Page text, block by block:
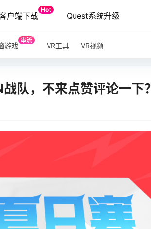
户端下载
Hot
Quest系统升级
游戏
串流
VR工具 VR视频
队，不来点赞评论一下？